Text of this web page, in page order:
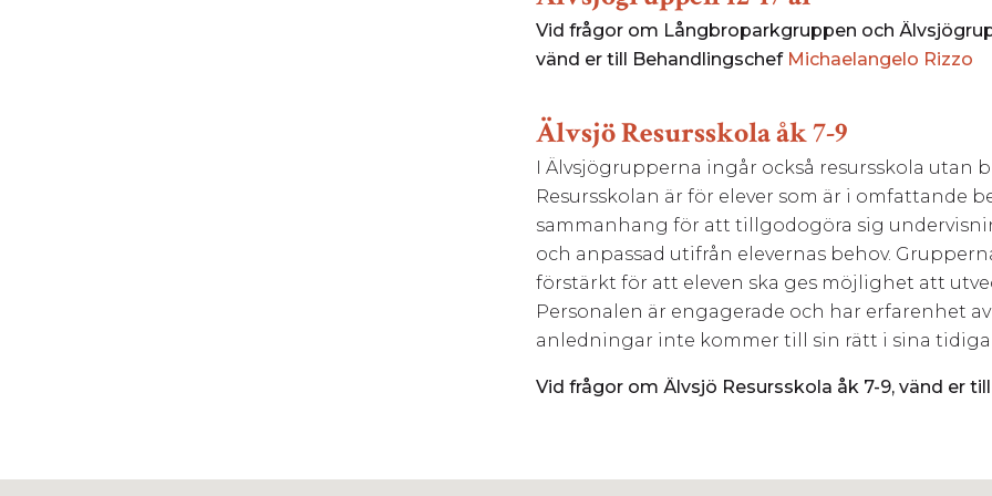
Vid frågor om Långbroparkgruppen och
vänd er till Behandlingschef Michaelangelo Rizzo
Älvsjö Resursskola åk 7-9
I Älvsjögrupperna ingår också resursskola
Resursskolan är för elever som är i omfattande
sammanhang för att tillgodogöra sig
och anpassad utifrån elevernas behov.
förstärkt för att eleven ska ges möjlighet att
Personalen är engagerade och har erfarenhet
anledningar inte kommer till sin rätt i sina
Vid frågor om Älvsjö Resursskola åk 7-9, vänd er